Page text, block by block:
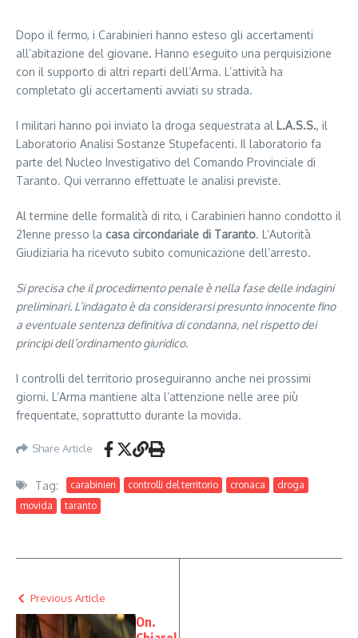
Dopo il fermo, i Carabinieri hanno esteso gli accertamenti
all’abitazione del giovane. Hanno eseguito una perquisizione
con il supporto di altri reparti dell’Arma. L’attività ha
completato gli accertamenti avviati su strada.
I militari hanno poi inviato la droga sequestrata al L.A.S.S., il
Laboratorio Analisi Sostanze Stupefacenti. Il laboratorio fa
parte del Nucleo Investigativo del Comando Provinciale di
Taranto. Qui verranno effettuate le analisi previste.
Al termine delle formalità di rito, i Carabinieri hanno condotto il
21enne presso la casa circondariale di Taranto. L’Autorità
Giudiziaria ha ricevuto subito comunicazione dell’arresto.
Si precisa che il procedimento penale è nella fase delle indagini
preliminari. L’indagato è da considerarsi presunto innocente fino
a eventuale sentenza definitiva di condanna, nel rispetto dei
principi dell’ordinamento giuridico.
I controlli del territorio proseguiranno anche nei prossimi
giorni. L’Arma mantiene alta l’attenzione nelle aree più
frequentate, soprattutto durante la movida.
Share Article
Tag: carabinieri controlli del territorio cronaca
droga
movida
taranto
Previous Article
On.